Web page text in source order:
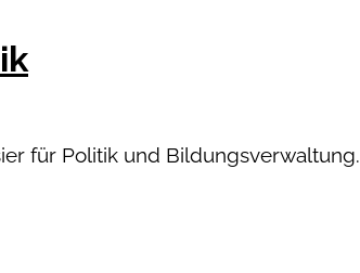
für Politik und Bildungsverwaltung.